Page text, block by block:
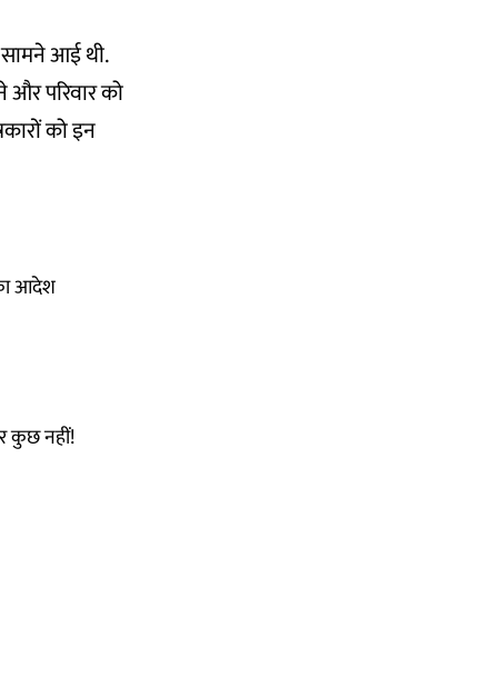
सामने आई थी.
और परिवार को
को इन
का आदेश
कुछ नहीं!